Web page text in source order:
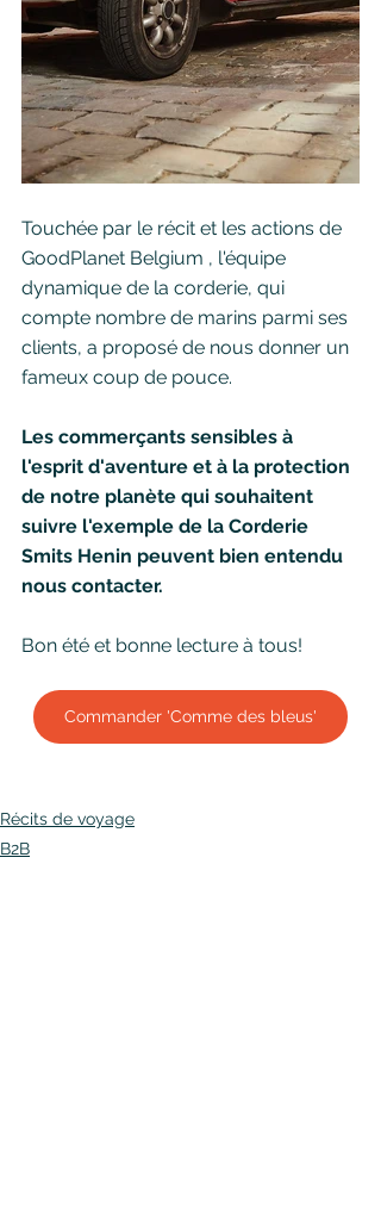
Touchée par le récit et les actions de
GoodPlanet Belgium , l'équipe
dynamique de la corderie, qui
compte nombre de marins parmi ses
clients, a proposé de nous donner un
fameux coup de pouce.
Les commerçants sensibles à
l'esprit d'aventure et à la protection
de notre planète qui souhaitent
suivre l'exemple de la Corderie
Smits Henin peuvent bien entendu
nous contacter.
Bon été et bonne lecture à tous!
Commander 'Comme des bleus'
Récits de voyage
B2B